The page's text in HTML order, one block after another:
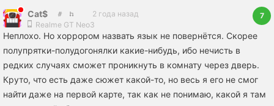
Cat$
2 года назад
Realme GT Neo3
7
Неплохо. Но хоррором назвать язык не повернётся. Скорее
полупрятки-полудогонялки какие-нибудь, ибо нечисть в
редких случаях сможет проникнуть в комнату через дверь.
Круто, что есть даже сюжет какой-то, но весь я его не смог
найти даже на первой карте, так как не понимаю, какой я там